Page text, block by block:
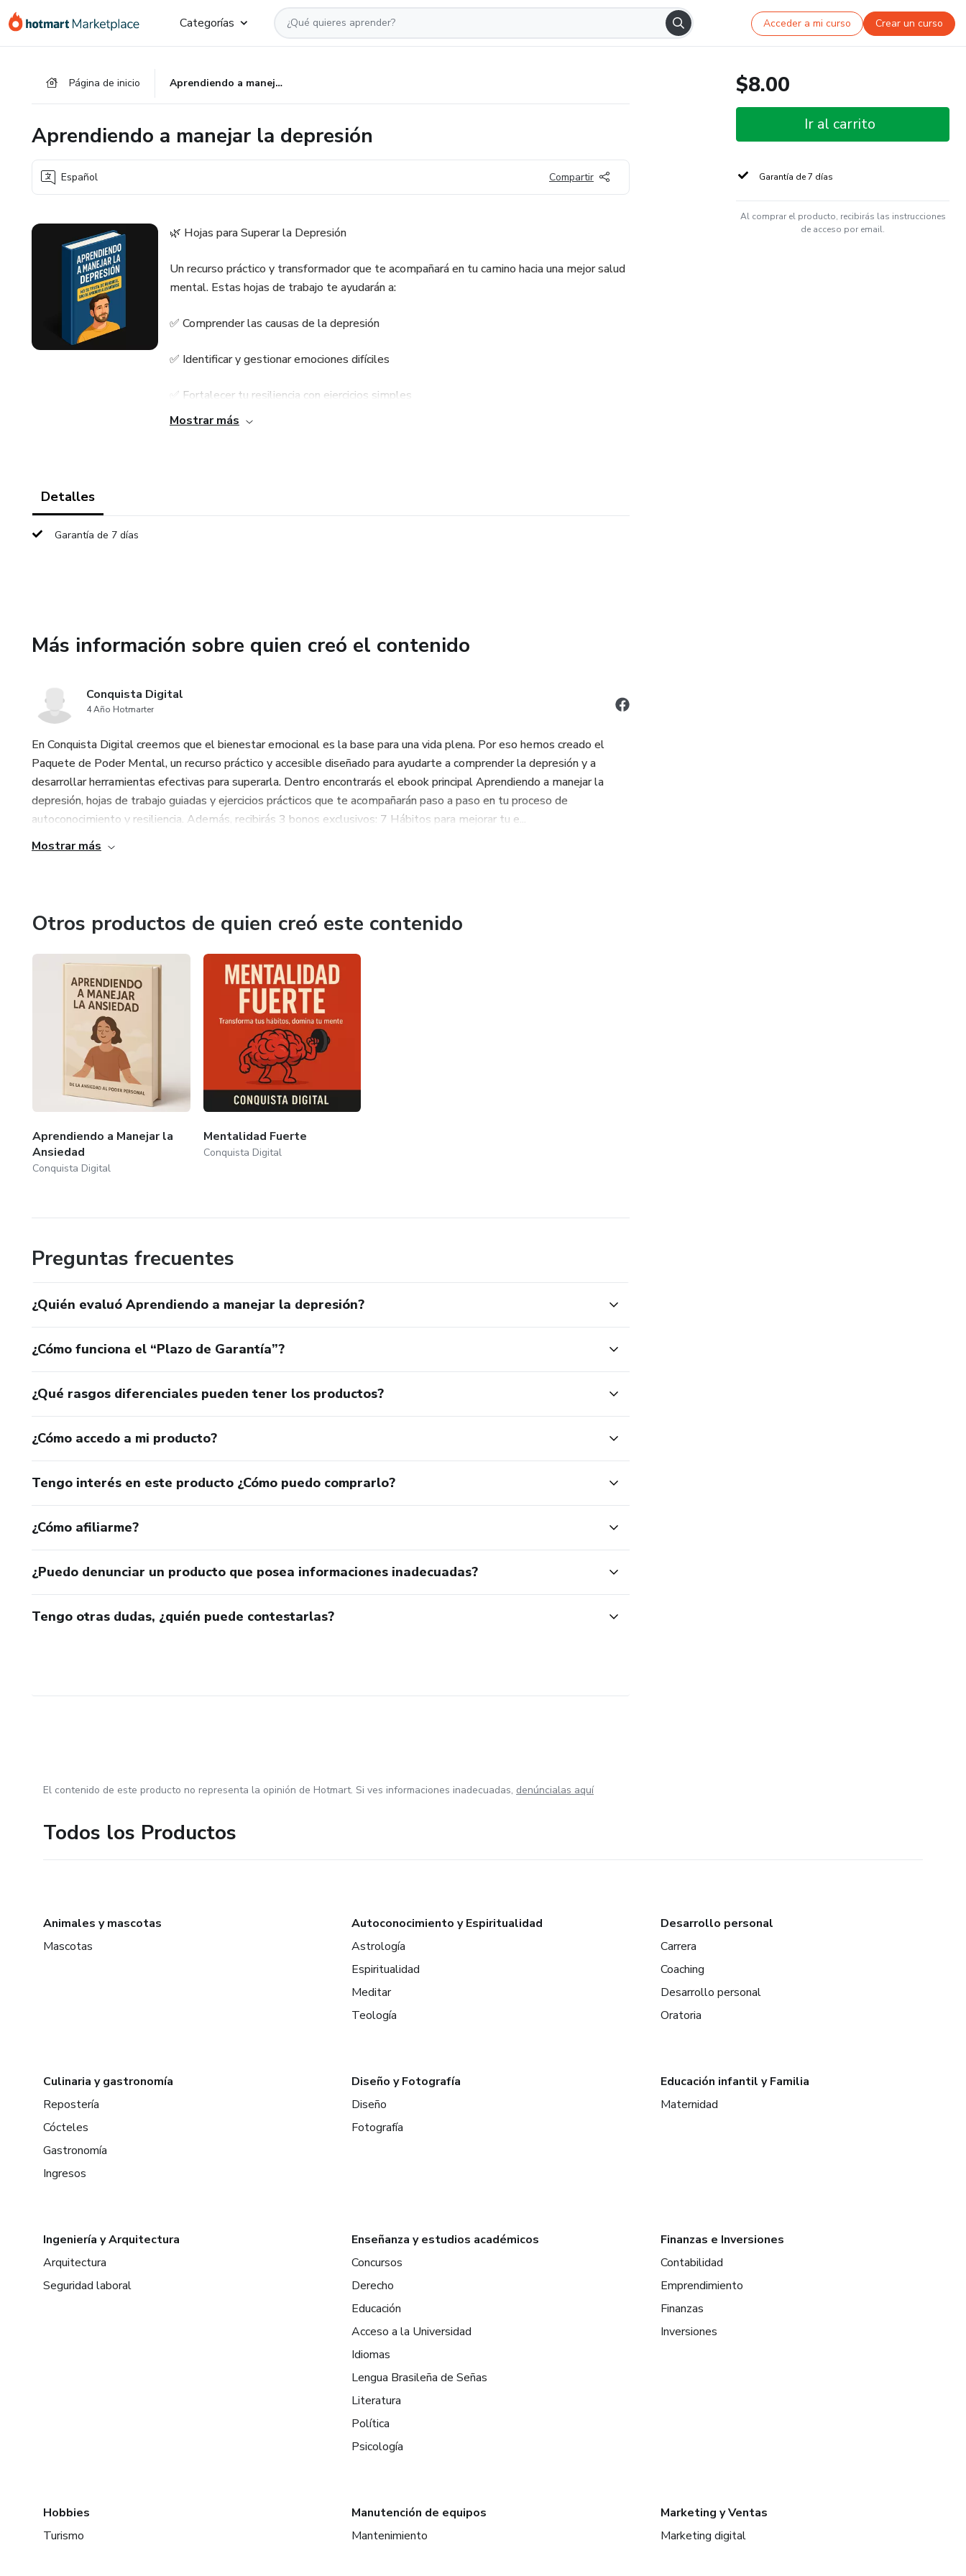
Categorías Acceder a mi curso Crear un curso
Página de inicio Aprendiendo a manejar la depresión
Aprendiendo a manejar la depresión
Español Compartir
🌿 Hojas para Superar la Depresión
Un recurso práctico y transformador que te acompañará en tu camino hacia una mejor salud
mental. Estas hojas de trabajo te ayudarán a:
✅ Comprender las causas de la depresión
✅ Identificar y gestionar emociones difíciles
✅ Fortalecer tu resiliencia con ejercicios simples
Mostrar más
Detalles
Garantía de 7 días
Más información sobre quien creó el contenido
Conquista Digital
4 Año Hotmarter
En Conquista Digital creemos que el bienestar emocional es la base para una vida plena. Por eso hemos creado el
Paquete de Poder Mental, un recurso práctico y accesible diseñado para ayudarte a comprender la depresión y a
desarrollar herramientas efectivas para superarla. Dentro encontrarás el ebook principal Aprendiendo a manejar la
depresión, hojas de trabajo guiadas y ejercicios prácticos que te acompañarán paso a paso en tu proceso de
autoconocimiento y resiliencia. Además, recibirás 3 bonos exclusivos: 7 Hábitos para mejorar tu e...
Mostrar más
Otros productos de quien creó este contenido
Aprendiendo a Manejar la
Ansiedad
Conquista Digital
Mentalidad Fuerte
Conquista Digital
Preguntas frecuentes
¿Quién evaluó Aprendiendo a manejar la depresión?
¿Cómo funciona el “Plazo de Garantía”?
¿Qué rasgos diferenciales pueden tener los productos?
¿Cómo accedo a mi producto?
Tengo interés en este producto ¿Cómo puedo comprarlo?
¿Cómo afiliarme?
¿Puedo denunciar un producto que posea informaciones inadecuadas?
Tengo otras dudas, ¿quién puede contestarlas?
$8.00
Ir al carrito
Garantía de 7 días
Al comprar el producto, recibirás las instrucciones
de acceso por email.
El contenido de este producto no representa la opinión de Hotmart. Si ves informaciones inadecuadas, denúncialas aquí
Todos los Productos
Animales y mascotas
Mascotas
Autoconocimiento y Espiritualidad
Astrología
Espiritualidad
Meditar
Teología
Desarrollo personal
Carrera
Coaching
Desarrollo personal
Oratoria
Culinaria y gastronomía
Repostería
Cócteles
Gastronomía
Ingresos
Diseño y Fotografía
Diseño
Fotografía
Educación infantil y Familia
Maternidad
Ingeniería y Arquitectura
Arquitectura
Seguridad laboral
Enseñanza y estudios académicos
Concursos
Derecho
Educación
Acceso a la Universidad
Idiomas
Lengua Brasileña de Señas
Literatura
Política
Psicología
Finanzas e Inversiones
Contabilidad
Emprendimiento
Finanzas
Inversiones
Hobbies
Turismo
Manutención de equipos
Mantenimiento
Marketing y Ventas
Marketing digital